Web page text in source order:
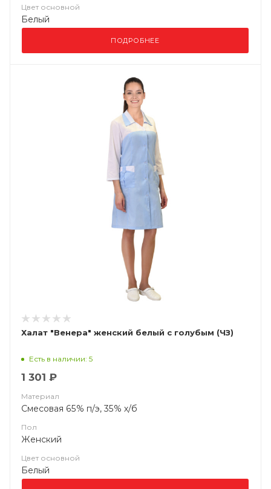
Цвет основной
Белый
ПОДРОБНЕЕ
Халат "Венера" женский белый с голубым (ЧЗ)
Есть в наличии: 5
1 301 ₽
Материал
Смесовая 65% п/э, 35% х/б
Пол
Женский
Цвет основной
Белый